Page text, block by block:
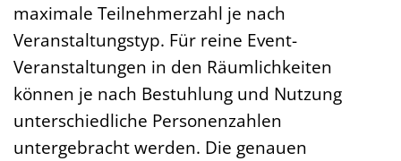
maximale Teilnehmerzahl je nach
Veranstaltungstyp. Für reine Event-
Veranstaltungen in den Räumlichkeiten
können je nach Bestuhlung und Nutzung
unterschiedliche Personenzahlen
untergebracht werden. Die genauen